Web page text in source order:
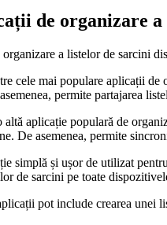
de organizare
a listelor de sarcini
cele mai populare aplicații
permite partajarea
aplicație populară de
De asemenea, permite
simplă și ușor de utilizat
de sarcini pe toate
pot include crearea unei